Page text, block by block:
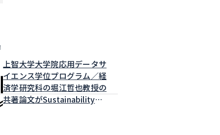
上智大学大学院応用データサ
イエンス学位プログラム／経
済学研究科の堀江哲也教授の
共著論文がSustainabilityに